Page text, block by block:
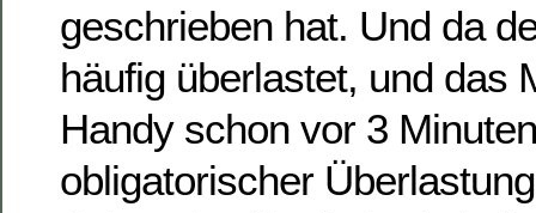
geschrieben hat. Und da
häufig überlastet, und das
Handy schon vor 3
obligatorischer